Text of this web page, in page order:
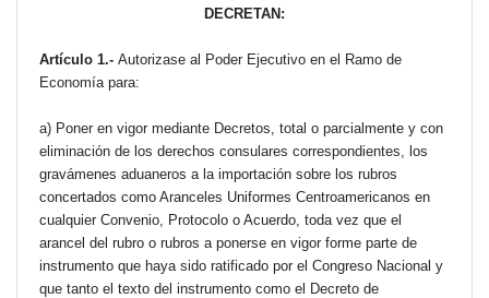
DECRETAN:
Artículo 1.- Autorizase al Poder Ejecutivo en el Ramo de
Economía para:
a) Poner en vigor mediante Decretos, total o parcialmente y con
eliminación de los derechos consulares correspondientes, los
gravámenes aduaneros a la importación sobre los rubros
concertados como Aranceles Uniformes Centroamericanos en
cualquier Convenio, Protocolo o Acuerdo, toda vez que el
arancel del rubro o rubros a ponerse en vigor forme parte de
instrumento que haya sido ratificado por el Congreso Nacional y
que tanto el texto del instrumento como el Decreto de